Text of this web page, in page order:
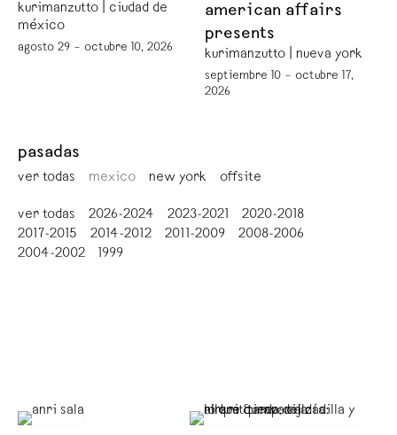
kurimanzutto | ciudad de
méxico
agosto 29 – octubre 10, 2026
american affairs
presents
kurimanzutto | nueva york
septiembre 10 – octubre 17,
2026
pasadas
ver todas mexico new york offsite
ver todas 2026-2024 2023-2021
2020-2018
2017-2015
2014-2012 2011-2009
2008-2006
2004-2002
1999